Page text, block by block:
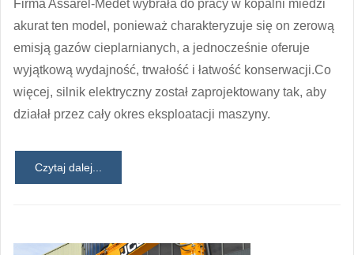
Firma Assarel-Medet wybrała do pracy w kopalni miedzi
akurat ten model, ponieważ charakteryzuje się on zerową
emisją gazów cieplarnianych, a jednocześnie oferuje
wyjątkową wydajność, trwałość i łatwość konserwacji.Co
więcej, silnik elektryczny został zaprojektowany tak, aby
działał przez cały okres eksploatacji maszyny.
Czytaj dalej...